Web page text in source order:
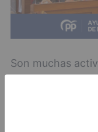
Son muchas